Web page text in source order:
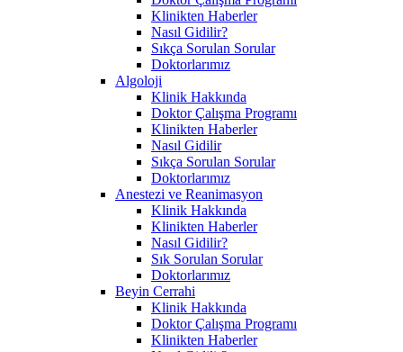
Klinikten Haberler
Nasıl Gidilir?
Sıkça Sorulan Sorular
Doktorlarımız
Algoloji
Klinik Hakkında
Doktor Çalışma Programı
Klinikten Haberler
Nasıl Gidilir
Sıkça Sorulan Sorular
Doktorlarımız
Anestezi ve Reanimasyon
Klinik Hakkında
Klinikten Haberler
Nasıl Gidilir?
Sık Sorulan Sorular
Doktorlarımız
Beyin Cerrahi
Klinik Hakkında
Doktor Çalışma Programı
Klinikten Haberler